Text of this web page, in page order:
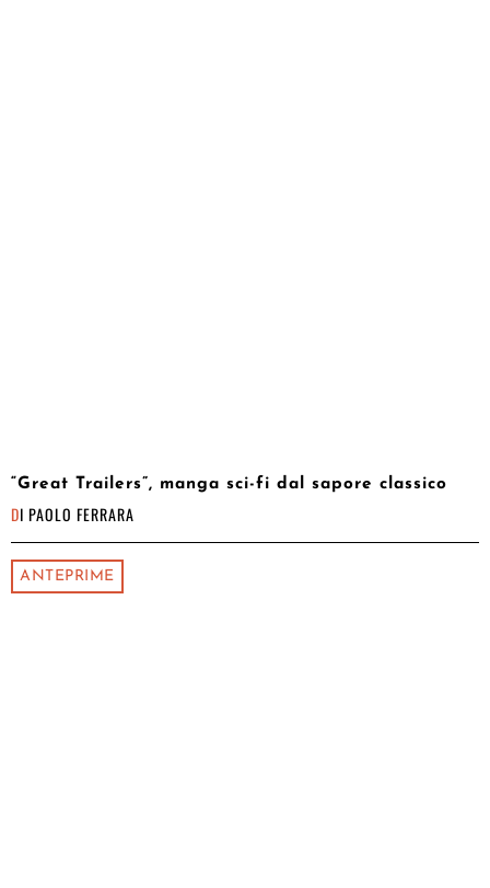
“Great Trailers”, manga sci-fi dal sapore classico
DI PAOLO FERRARA
ANTEPRIME